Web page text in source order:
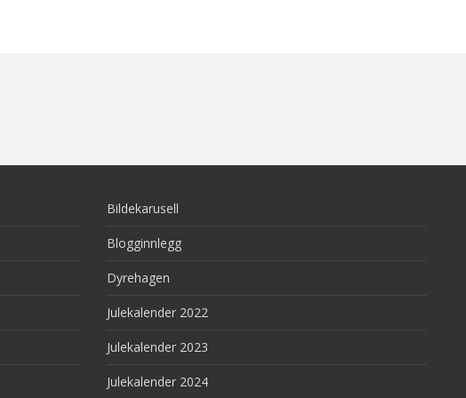
Bildekarusell
Blogginnlegg
Dyrehagen
Julekalender 2022
Julekalender 2023
Julekalender 2024